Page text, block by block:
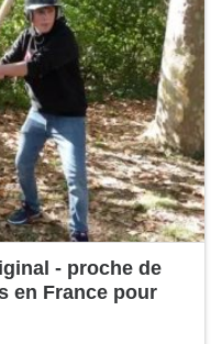
- proche de
en France pour